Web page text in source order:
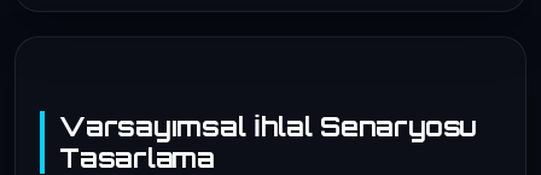
Varsayımsal İhlal Senaryosu
Tasarlama